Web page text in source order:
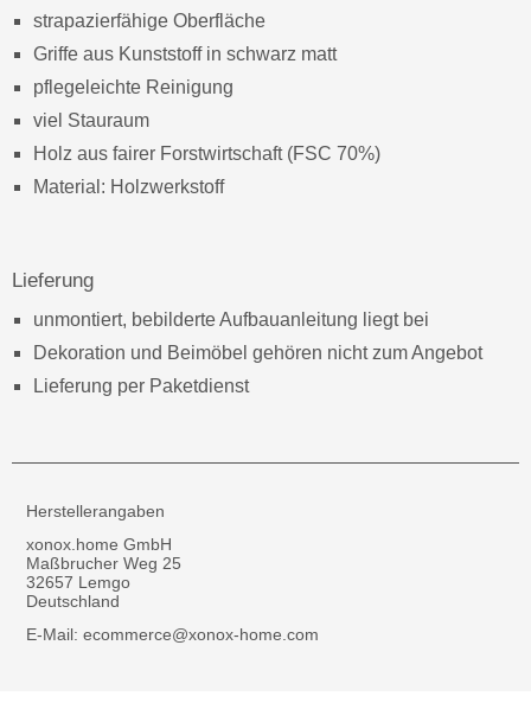
strapazierfähige Oberfläche
Griffe aus Kunststoff in schwarz matt
pflegeleichte Reinigung
viel Stauraum
Holz aus fairer Forstwirtschaft (FSC 70%)
Material: Holzwerkstoff
Lieferung
unmontiert, bebilderte Aufbauanleitung liegt bei
Dekoration und Beimöbel gehören nicht zum Angebot
Lieferung per Paketdienst
Herstellerangaben
xonox.home GmbH
Maßbrucher Weg 25
32657 Lemgo
Deutschland
E-Mail: ecommerce@xonox-home.com